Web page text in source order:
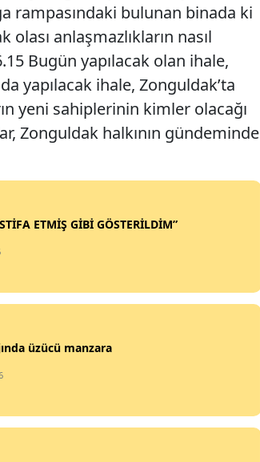
rampasındaki bulunan binada ki
olası anlaşmazlıkların nasıl
Bugün yapılacak olan ihale,
yapılacak ihale, Zonguldak’ta
yeni sahiplerinin kimler olacağı
Zonguldak halkının gündeminde
ETMİŞ GİBİ GÖSTERİLDİM”
üzücü manzara